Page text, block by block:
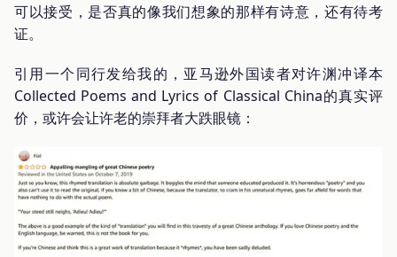
可以接受，是否真的像我们想象的那样有诗意，还有待考
证。
引用一个同行发给我的，亚马逊外国读者对许渊冲译本
Collected Poems and Lyrics of Classical China的真实评
价，或许会让许老的崇拜者大跌眼镜：